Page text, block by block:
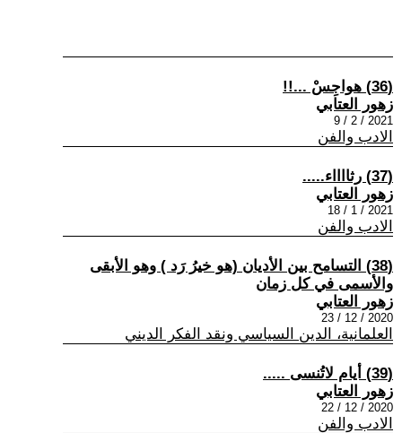
(36) هواجِسْ ...!!
زهور العتابي
2021 / 2 / 9
الادب والفن
(37) رثااااء.....
زهور العتابي
2021 / 1 / 18
الادب والفن
(38) التسامح بين الأديان (هو خيرُ رَد ) وهو الأبقى
والأسمى في كل زمان
زهور العتابي
2020 / 12 / 23
العلمانية، الدين السياسي ونقد الفكر الديني
(39) أيام لاتُنسى .....
زهور العتابي
2020 / 12 / 22
الادب والفن